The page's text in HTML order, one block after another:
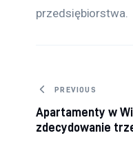
przedsiębiorstwa.
PREVIOUS
Apartamenty w
zdecydowanie